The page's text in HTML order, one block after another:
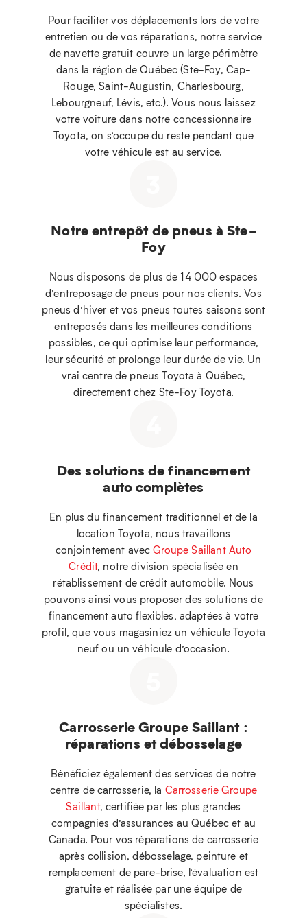
Pour faciliter vos déplacements lors de votre
entretien ou de vos réparations, notre service
de navette gratuit couvre un large périmètre
dans la région de Québec (Ste-Foy, Cap-
Rouge, Saint-Augustin, Charlesbourg,
Lebourgneuf, Lévis, etc.). Vous nous laissez
votre voiture dans notre concessionnaire
Toyota, on s’occupe du reste pendant que
votre véhicule est au service.
Notre entrepôt de pneus à Ste-
Foy
Nous disposons de plus de 14 000 espaces
d’entreposage de pneus pour nos clients. Vos
pneus d’hiver et vos pneus toutes saisons sont
entreposés dans les meilleures conditions
possibles, ce qui optimise leur performance,
leur sécurité et prolonge leur durée de vie. Un
vrai centre de pneus Toyota à Québec,
directement chez Ste-Foy Toyota.
Des solutions de financement
auto complètes
En plus du financement traditionnel et de la
location Toyota, nous travaillons
conjointement avecGroupe Saillant Auto
Crédit, notre division spécialisée en
rétablissement de crédit automobile. Nous
pouvons ainsi vous proposer des solutions de
financement auto flexibles, adaptées à votre
profil, que vous magasiniez un véhicule Toyota
neuf ou un véhicule d’occasion.
Carrosserie Groupe Saillant :
réparations et débosselage
Bénéficiez également des services de notre
centre de carrosserie, la Carrosserie Groupe
Saillant, certifiée par les plus grandes
compagnies d’assurances au Québec et au
Canada. Pour vos réparations de carrosserie
après collision, débosselage, peinture et
remplacement de pare-brise, l’évaluation est
gratuite et réalisée par une équipe de
spécialistes.